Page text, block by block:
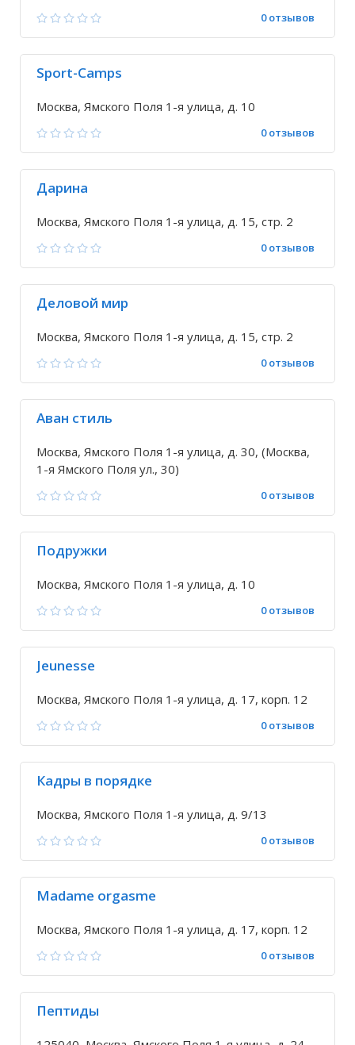
0 отзывов
Sport-Camps
Москва, Ямского Поля 1-я улица, д. 10
0 отзывов
Дарина
Москва, Ямского Поля 1-я улица, д. 15, стр. 2
0 отзывов
Деловой мир
Москва, Ямского Поля 1-я улица, д. 15, стр. 2
0 отзывов
Аван стиль
Москва, Ямского Поля 1-я улица, д. 30, (Москва,
1-я Ямского Поля ул., 30)
0 отзывов
Подружки
Москва, Ямского Поля 1-я улица, д. 10
0 отзывов
Jeunesse
Москва, Ямского Поля 1-я улица, д. 17, корп. 12
0 отзывов
Кадры в порядке
Москва, Ямского Поля 1-я улица, д. 9/13
0 отзывов
Madame orgasme
Москва, Ямского Поля 1-я улица, д. 17, корп. 12
0 отзывов
Пептиды